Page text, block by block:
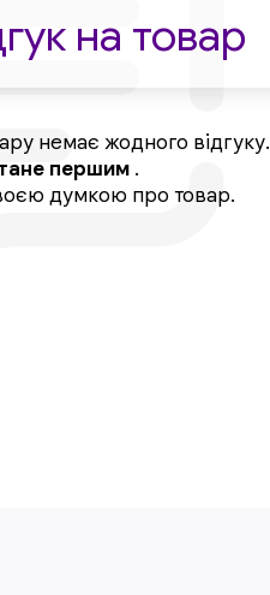
на товар
немає жодного відгуку.
першим .
думкою про товар.